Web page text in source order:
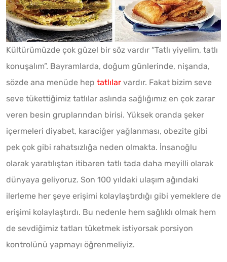
Kültürümüzde çok güzel bir söz vardır “Tatlı yiyelim, tatlı
konuşalım”. Bayramlarda, doğum günlerinde, nişanda,
sözde ana menüde hep tatlılar vardır. Fakat bizim seve
seve tükettiğimiz tatlılar aslında sağlığımız en çok zarar
veren besin gruplarından birisi. Yüksek oranda şeker
içermeleri diyabet, karaciğer yağlanması, obezite gibi
pek çok gibi rahatsızlığa neden olmakta. İnsanoğlu
olarak yaratılıştan itibaren tatlı tada daha meyilli olarak
dünyaya geliyoruz. Son 100 yıldaki ulaşım ağındaki
ilerleme her şeye erişimi kolaylaştırdığı gibi yemeklere de
erişimi kolaylaştırdı. Bu nedenle hem sağlıklı olmak hem
de sevdiğimiz tatları tüketmek istiyorsak porsiyon
kontrolünü yapmayı öğrenmeliyiz.